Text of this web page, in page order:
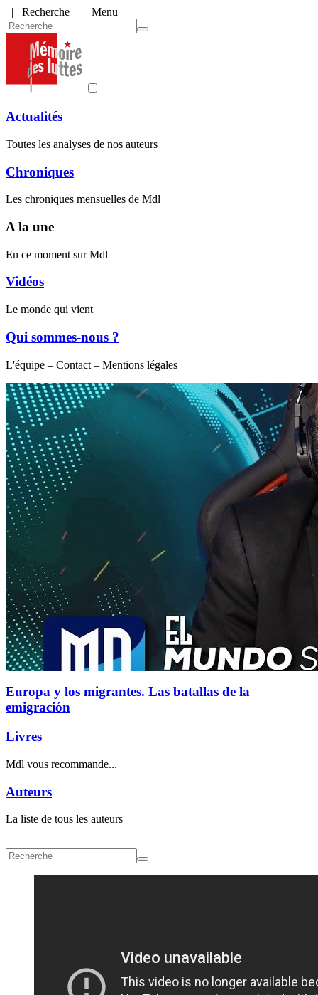
| Recherche | Menu
Actualités
Toutes les analyses de nos auteurs
Chroniques
Les chroniques mensuelles de Mdl
A la une
En ce moment sur Mdl
Vidéos
Le monde qui vient
Qui sommes-nous ?
L'équipe – Contact – Mentions légales
Europa y los migrantes. Las batallas de la
emigración
Livres
Mdl vous recommande...
Auteurs
La liste de tous les auteurs